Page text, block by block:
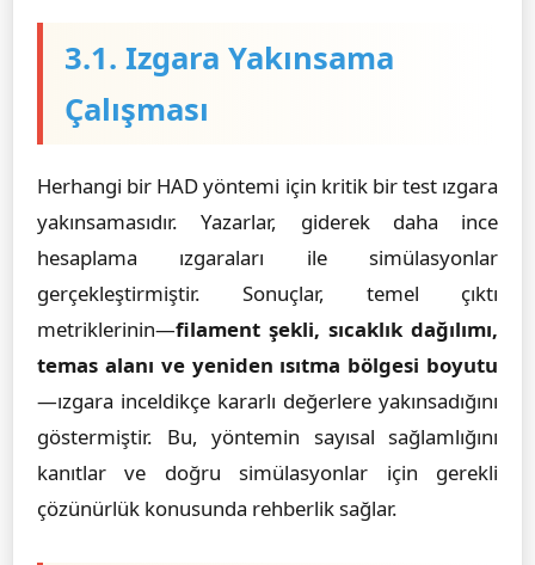
3.1. Izgara Yakınsama
Çalışması
Herhangi bir HAD yöntemi için kritik bir test ızgara
yakınsamasıdır. Yazarlar, giderek daha ince
hesaplama ızgaraları ile simülasyonlar
gerçekleştirmiştir. Sonuçlar, temel çıktı
metriklerinin—filament şekli, sıcaklık dağılımı,
temas alanı ve yeniden ısıtma bölgesi boyutu
—ızgara inceldikçe kararlı değerlere yakınsadığını
göstermiştir. Bu, yöntemin sayısal sağlamlığını
kanıtlar ve doğru simülasyonlar için gerekli
çözünürlük konusunda rehberlik sağlar.